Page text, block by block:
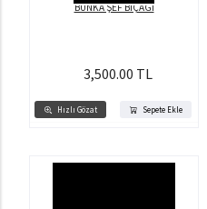
Hızlı Gözat Sepete Ekle
BUNKA ŞEF BIÇAĞI
3,500.00 TL